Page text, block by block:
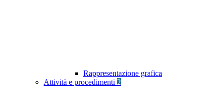
Rappresentazione grafica
Attività e procedimenti 2